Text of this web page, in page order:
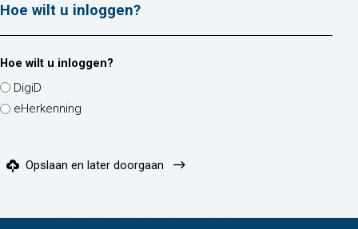
Hoe wilt u inloggen?
Hoe wilt u inloggen?
DigiD
eHerkenning
Opslaan en later doorgaan